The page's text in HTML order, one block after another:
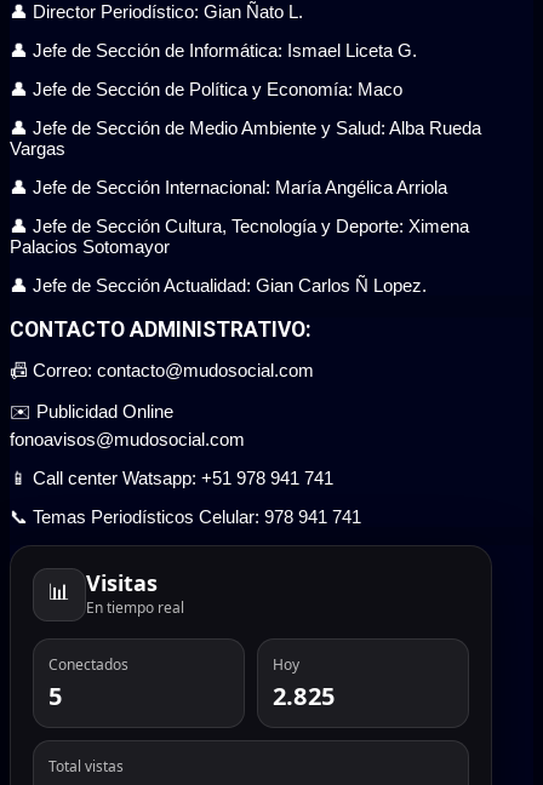
👤 Director Periodístico: Gian Ñato L.
👤 Jefe de Sección de Informática: Ismael Liceta G.
👤 Jefe de Sección de Política y Economía: Maco
👤 Jefe de Sección de Medio Ambiente y Salud: Alba Rueda
Vargas
👤 Jefe de Sección Internacional: María Angélica Arriola
👤 Jefe de Sección Cultura, Tecnología y Deporte: Ximena
Palacios Sotomayor
👤 Jefe de Sección Actualidad: Gian Carlos Ñ Lopez.
CONTACTO ADMINISTRATIVO:
📠 Correo: contacto@mudosocial.com
✉️ Publicidad Online
fonoavisos@mudosocial.com
📱 Call center Watsapp: +51 978 941 741
📞 Temas Periodísticos Celular: 978 941 741
📊 Visitas
En tiempo real
Conectados
5
Hoy
2.825
Total vistas